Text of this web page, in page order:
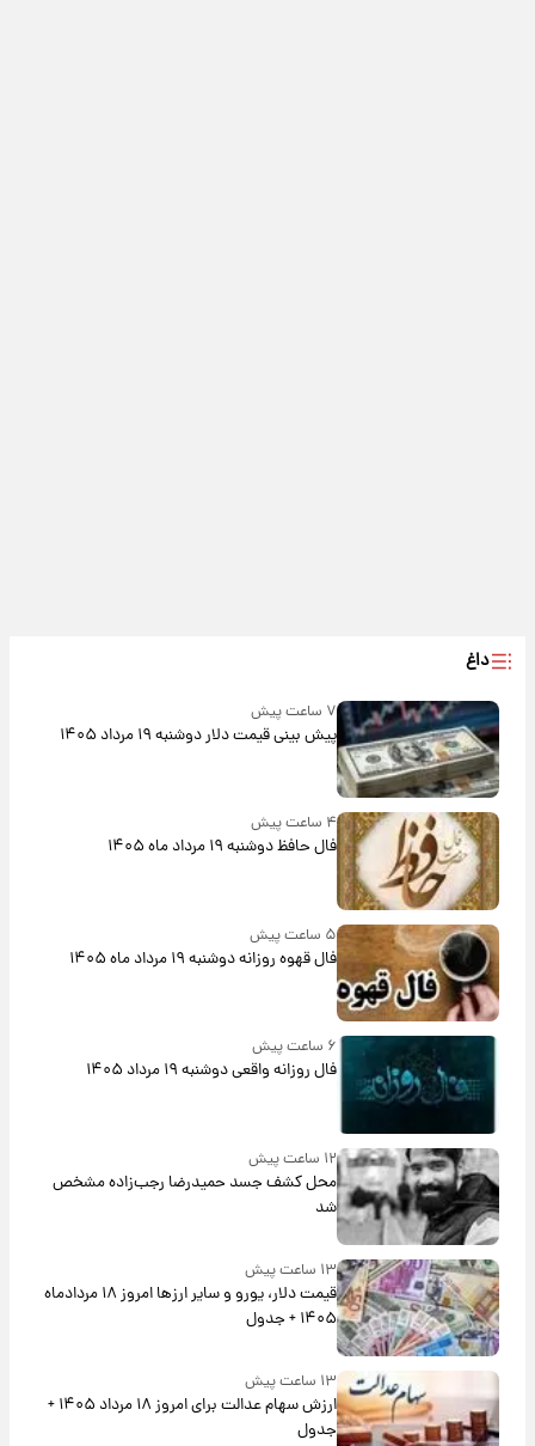
داغ
۷ ساعت پیش
پیش‌ بینی قیمت دلار دوشنبه ۱۹ مرداد ۱۴۰۵
۴ ساعت پیش
فال حافظ دوشنبه ۱۹ مرداد ماه ۱۴۰۵
۵ ساعت پیش
فال قهوه روزانه دوشنبه ۱۹ مرداد ماه ۱۴۰۵
فال روزانه واقعی دوشنبه ۱۹ مرداد ۱۴۰۵
۱۲ ساعت پیش
محل کشف جسد حمیدرضا رجب‌زاده مشخص
شد
۱۳ ساعت پیش
قیمت دلار، یورو و سایر ارزها امروز ۱۸ مردادماه
۱۴۰۵ + جدول
۱۳ ساعت پیش
ارزش سهام عدالت برای امروز ۱۸ مرداد ۱۴۰۵ +
جدول